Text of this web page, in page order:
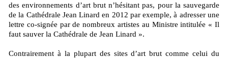
des environnements d’art brut n’hésitant pas, pour la sauvegarde
de la Cathédrale Jean Linard en 2012 par exemple, à adresser une
lettre co-signée par de nombreux artistes au Ministre intitulée « Il
faut sauver la Cathédrale de Jean Linard ».
Contrairement à la plupart des sites d’art brut comme celui du